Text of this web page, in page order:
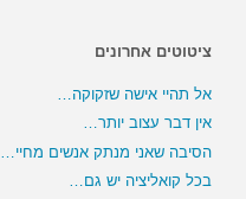
ציטוטים אחרונים
אל תהיי אישה שזקוקה…
אין דבר עצוב יותר…
הסיבה שאני מנתק אנשים מחיי…
בכל קואליציה יש גם…